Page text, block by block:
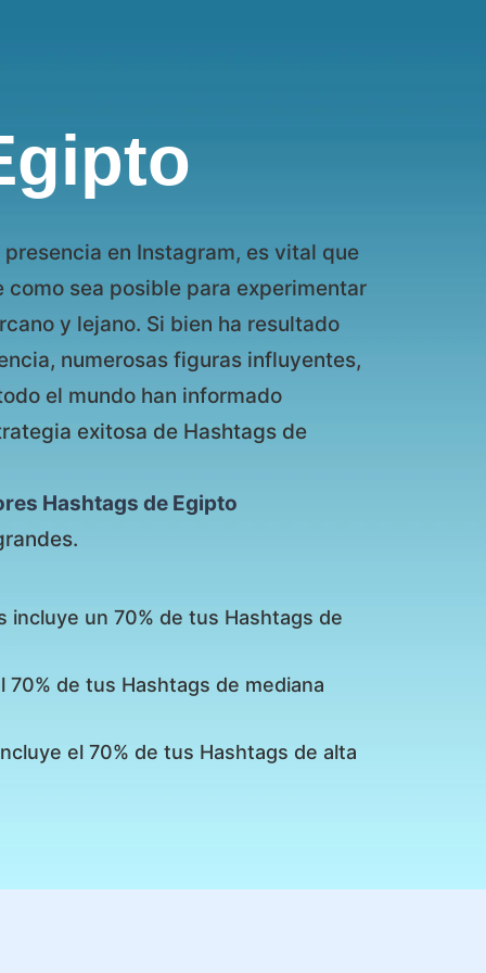
en Instagram, es vital que
sea posible para experimentar
y lejano. Si bien ha resultado
numerosas figuras influyentes,
el mundo han informado
exitosa de Hashtags de
Hashtags de Egipto
incluye un 70% de tus Hashtags de
de tus Hashtags de mediana
el 70% de tus Hashtags de alta